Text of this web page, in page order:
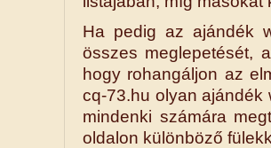
Ha pedig az ajándék
összes meglepetését,
hogy rohangáljon az
cq-73.hu olyan ajándék
mindenki számára
oldalon különböző